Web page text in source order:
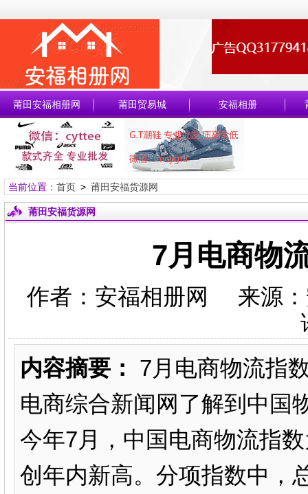
莆田安福相册网 莆田贸易城 安福相册
当前位置： 首页> 莆田安福货源网
莆田安福货源网
7月电商物
作者：安福相册网 来源
内容摘要：
7月电商物流指
电商综合新闻网了解到中国
今年7月，中国电商物流指
创年内新高。分项指数中，